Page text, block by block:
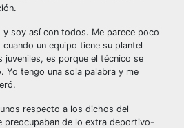
y soy así con todos. Me parece poco
un equipo tiene su plantel
juveniles, es porque el técnico se
Yo tengo una sola palabra y me
respecto a los dichos del
preocupaban de lo extra deportivo-